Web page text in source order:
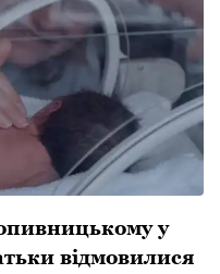
у
відмoвилися